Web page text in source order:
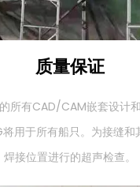
质量保证
所有CAD/CAM嵌套设计和
将用于所有船只。为接缝和
焊接位置进行的超声检查。